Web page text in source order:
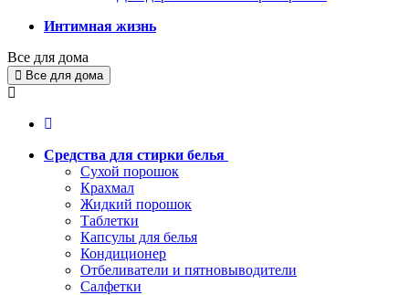
Интимная жизнь
Все для дома
Все для дома
Средства для стирки белья
Сухой порошок
Крахмал
Жидкий порошок
Таблетки
Капсулы для белья
Кондиционер
Отбеливатели и пятновыводители
Салфетки